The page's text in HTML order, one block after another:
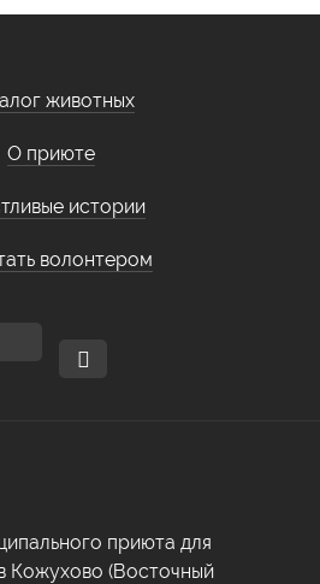
животных
О приюте
истории
волонтером
приюта для
Кожухово (Восточный